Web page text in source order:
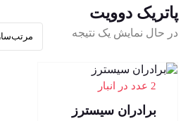
پاتریک دوویت
در حال نمایش یک نتیجه
2 عدد در انبار
برادران سیسترز